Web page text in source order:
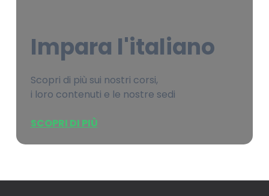
Impara l'italiano
Scopri di più sui nostri corsi,
i loro contenuti e le nostre sedi
SCOPRI DI PIÙ